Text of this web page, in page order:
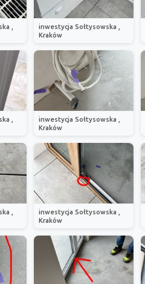
,
inwestycja Sołtysowska ,
Kraków
,
inwestycja Sołtysowska ,
Kraków
,
inwestycja Sołtysowska ,
Kraków